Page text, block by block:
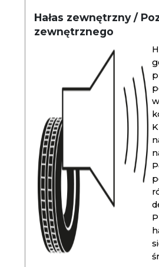
Hałas zewnętrzny /
zewnętrznego